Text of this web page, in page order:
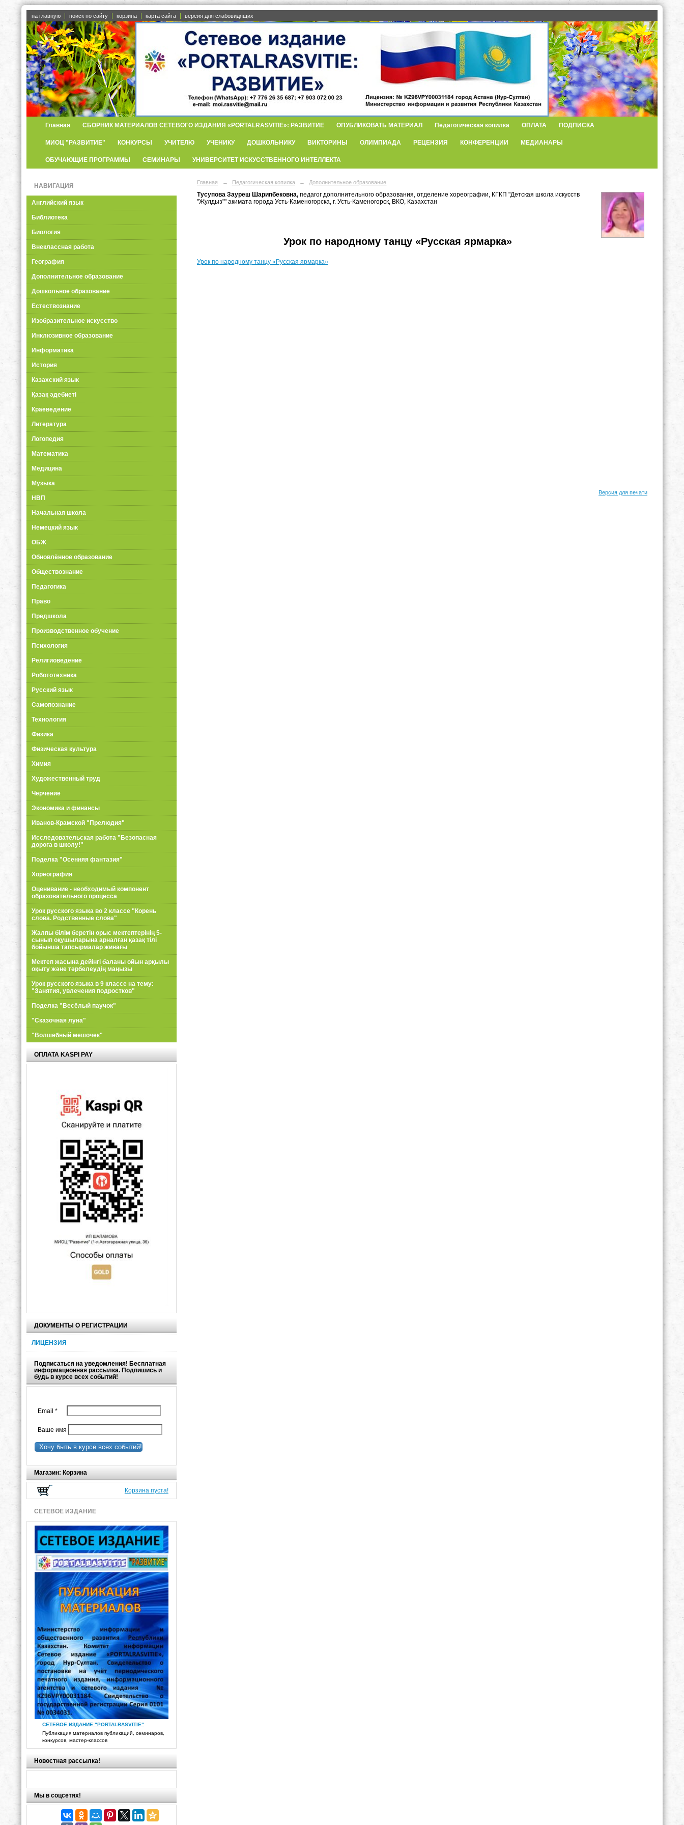
на главную поиск по сайту корзина карта сайта версия для слабовидящих
Главная СБОРНИК МАТЕРИАЛОВ СЕТЕВОГО ИЗДАНИЯ «PORTALRASVITIE»: РАЗВИТИЕ ОПУБЛИКОВАТЬ МАТЕРИАЛ Педагогическая копилка ОПЛАТА ПОДПИСКА
МИОЦ "РАЗВИТИЕ" КОНКУРСЫ УЧИТЕЛЮ УЧЕНИКУ ДОШКОЛЬНИКУ ВИКТОРИНЫ ОЛИМПИАДА РЕЦЕНЗИЯ КОНФЕРЕНЦИИ МЕДИАНАРЫ
ОБУЧАЮЩИЕ ПРОГРАММЫ СЕМИНАРЫ УНИВЕРСИТЕТ ИСКУССТВЕННОГО ИНТЕЛЛЕКТА
НАВИГАЦИЯ
Английский язык
Библиотека
Биология
Внеклассная работа
География
Дополнительное образование
Дошкольное образование
Естествознание
Изобразительное искусство
Инклюзивное образование
Информатика
История
Казахский язык
Қазақ әдебиеті
Краеведение
Литература
Логопедия
Математика
Медицина
Музыка
НВП
Начальная школа
Немецкий язык
ОБЖ
Обновлённое образование
Обществознание
Педагогика
Право
Предшкола
Производственное обучение
Психология
Религиоведение
Робототехника
Русский язык
Самопознание
Технология
Физика
Физическая культура
Химия
Художественный труд
Черчение
Экономика и финансы
Иванов-Крамской "Прелюдия"
Исследовательская работа "Безопасная
дорога в школу!"
Поделка "Осенняя фантазия"
Хореография
Оценивание - необходимый компонент
образовательного процесса
Урок русского языка во 2 классе "Корень
слова. Родственные слова"
Жалпы білім беретін орыс мектептерінің 5-
сынып оқушыларына арналған қазақ тілі
бойынша тапсырмалар жинағы
Мектеп жасына дейінгі баланы ойын арқылы
оқыту және тәрбелеудің маңызы
Урок русского языка в 9 классе на тему:
"Занятия, увлечения подростков"
Поделка "Весёлый паучок"
"Сказочная луна"
"Волшебный мешочек"
ОПЛАТА KASPI PAY
ДОКУМЕНТЫ О РЕГИСТРАЦИИ
ЛИЦЕНЗИЯ
Подписаться на уведомления! Бесплатная
информационная рассылка. Подпишись и
будь в курсе всех событий!
Email *
Ваше имя
Хочу быть в курсе всех событий!
Магазин: Корзина
Корзина пуста!
СЕТЕВОЕ ИЗДАНИЕ
СЕТЕВОЕ ИЗДАНИЕ "PORTALRASVITIE"
Публикация материалов публикаций, семинаров,
конкурсов, мастер-классов
Новостная рассылка!
Мы в соцсетях!
Главная → Педагогическая копилка → Дополнительное образование
Тусупова Зауреш Шарипбековна, педагог дополнительного образования, отделение хореографии, КГКП "Детская школа искусств
"Жулдыз"" акимата города Усть-Каменогорска, г. Усть-Каменогорск, ВКО, Казахстан
Урок по народному танцу «Русская ярмарка»
Урок по народному танцу «Русская ярмарка»
Версия для печати